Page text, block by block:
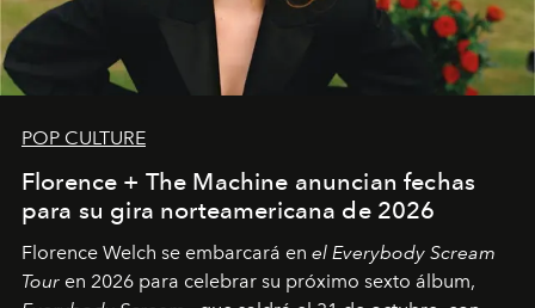
POP CULTURE
Florence + The Machine anuncian fechas
para su gira norteamericana de 2026
Florence Welch se embarcará en el Everybody Scream
Tour en 2026 para celebrar su próximo sexto álbum,